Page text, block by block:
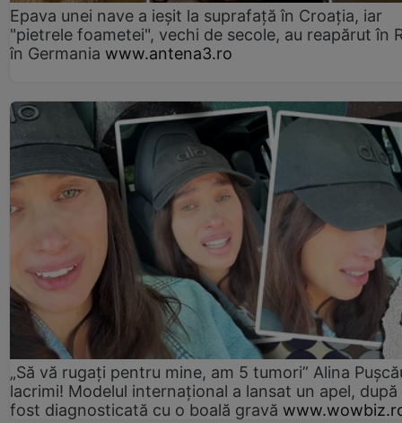
Epava unei nave a ieșit la suprafață în Croația, iar
"pietrele foametei", vechi de secole, au reapărut în
în Germania www.antena3.ro
„Să vă rugați pentru mine, am 5 tumori” Alina
lacrimi! Modelul internațional a lansat un apel, după
fost diagnosticată cu o boală gravă